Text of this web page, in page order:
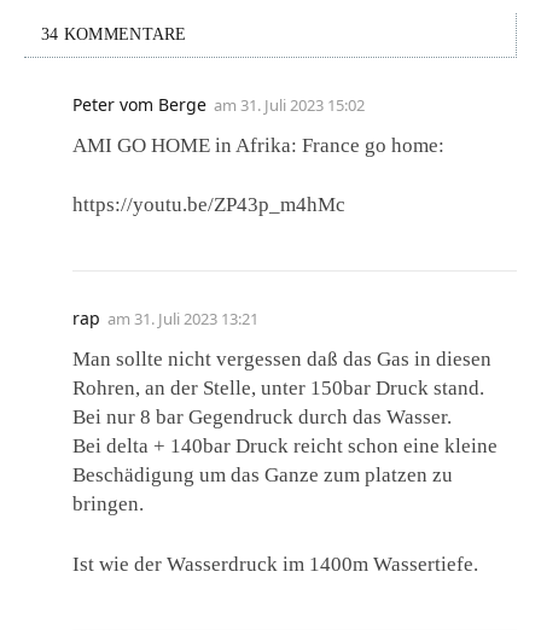
34 KOMMENTARE
Peter vom Berge am 31. Juli 2023 15:02
AMI GO HOME in Afrika: France go home:
https://youtu.be/ZP43p_m4hMc
rap am 31. Juli 2023 13:21
Man sollte nicht vergessen daß das Gas in diesen
Rohren, an der Stelle, unter 150bar Druck stand.
Bei nur 8 bar Gegendruck durch das Wasser.
Bei delta + 140bar Druck reicht schon eine kleine
Beschädigung um das Ganze zum platzen zu
bringen.
Ist wie der Wasserdruck im 1400m Wassertiefe.